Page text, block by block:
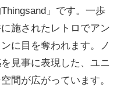
」です。一歩
施されたレトロでアン
に目を奪われます。ノ
見事に表現した、ユニ
間が広がっています。